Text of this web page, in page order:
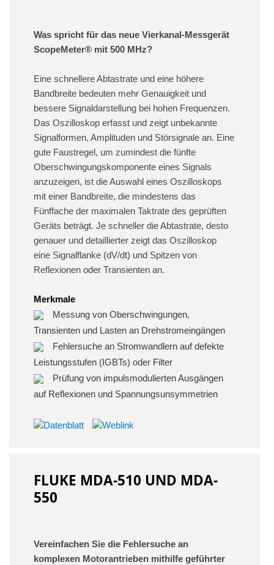
Was spricht für das neue Vierkanal-Messgerät
ScopeMeter® mit 500 MHz?
Eine schnellere Abtastrate und eine höhere
Bandbreite bedeuten mehr Genauigkeit und
bessere Signaldarstellung bei hohen Frequenzen.
Das Oszilloskop erfasst und zeigt unbekannte
Signalformen, Amplituden und Störsignale an. Eine
gute Faustregel, um zumindest die fünfte
Oberschwingungskomponente eines Signals
anzuzeigen, ist die Auswahl eines Oszilloskops
mit einer Bandbreite, die mindestens das
Fünffache der maximalen Taktrate des geprüften
Geräts beträgt. Je schneller die Abtastrate, desto
genauer und detaillierter zeigt das Oszilloskop
eine Signalflanke (dV/dt) und Spitzen von
Reflexionen oder Transienten an.
Merkmale
Messung von Oberschwingungen,
Transienten und Lasten an Drehstromeingängen
Fehlersuche an Stromwandlern auf defekte
Leistungsstufen (IGBTs) oder Filter
Prüfung von impulsmodulierten Ausgängen
auf Reflexionen und Spannungsunsymmetrien
FLUKE MDA-510 UND MDA-
550
Vereinfachen Sie die Fehlersuche an
komplexen Motorantrieben mithilfe geführter